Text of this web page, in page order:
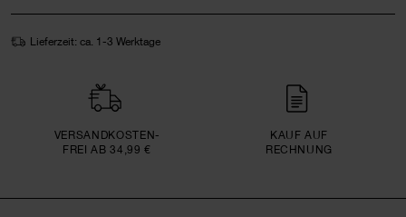
Lieferzeit: ca. 1-3 Werktage
VERSAND­KOSTEN­
FREI AB 34,99 €
KAUF AUF
RECHNUNG